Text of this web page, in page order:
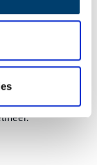
als gevolg.
is hier een
na 1916 qua
heeft het
dat het toch
doorgaan,
langer de zilte